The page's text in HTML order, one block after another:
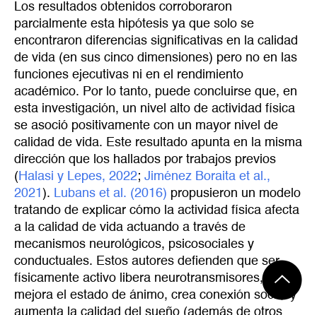
Los resultados obtenidos corroboraron
parcialmente esta hipótesis ya que solo se
encontraron diferencias significativas en la calidad
de vida (en sus cinco dimensiones) pero no en las
funciones ejecutivas ni en el rendimiento
académico. Por lo tanto, puede concluirse que, en
esta investigación, un nivel alto de actividad física
se asoció positivamente con un mayor nivel de
calidad de vida. Este resultado apunta en la misma
dirección que los hallados por trabajos previos
( Halasi y Lepes, 2022; Jiménez Boraita et al.,
2021 ). Lubans et al. (2016) propusieron un modelo
tratando de explicar cómo la actividad física afecta
a la calidad de vida actuando a través de
mecanismos neurológicos, psicosociales y
conductuales. Estos autores defienden que ser
físicamente activo libera neurotransmisores,
mejora el estado de ánimo, crea conexión social y